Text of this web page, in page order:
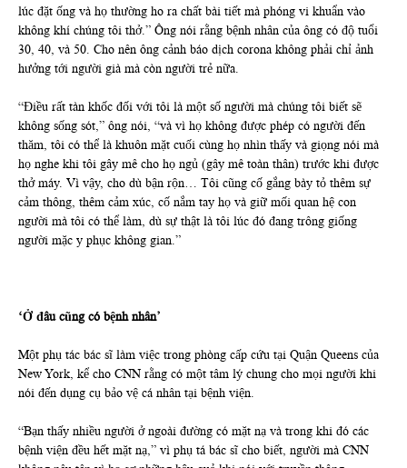
lúc đặt ống và họ thường ho ra chất bài tiết mà phóng vi khuẩn vào
không khí chúng tôi thở.” Ông nói rằng bệnh nhân của ông có độ tuổi
30, 40, và 50. Cho nên ông cảnh báo dịch corona không phải chỉ ảnh
hưởng tới người già mà còn người trẻ nữa.
“Điều rất tàn khốc đối với tôi là một số người mà chúng tôi biết sẽ
không sống sót,” ông nói, “và vì họ không được phép có người đến
thăm, tôi có thể là khuôn mặt cuối cùng họ nhìn thấy và giọng nói mà
họ nghe khi tôi gây mê cho họ ngủ (gây mê toàn thân) trước khi được
thở máy. Vì vậy, cho dù bận rộn… Tôi cũng cố gắng bày tỏ thêm sự
cảm thông, thêm cảm xúc, cố nắm tay họ và giữ mối quan hệ con
người mà tôi có thể làm, dù sự thật là tôi lúc đó đang trông giống
người mặc y phục không gian.”
‘Ở đâu cũng có bệnh nhân’
Một phụ tác bác sĩ làm việc trong phòng cấp cứu tại Quận Queens của
New York, kể cho CNN rằng có một tâm lý chung cho mọi người khi
nói đến dụng cụ bảo vệ cá nhân tại bệnh viện.
“Bạn thấy nhiều người ở ngoài đường có mặt nạ và trong khi đó các
bệnh viện đều hết mặt nạ,” vì phụ tá bác sĩ cho biết, người mà CNN